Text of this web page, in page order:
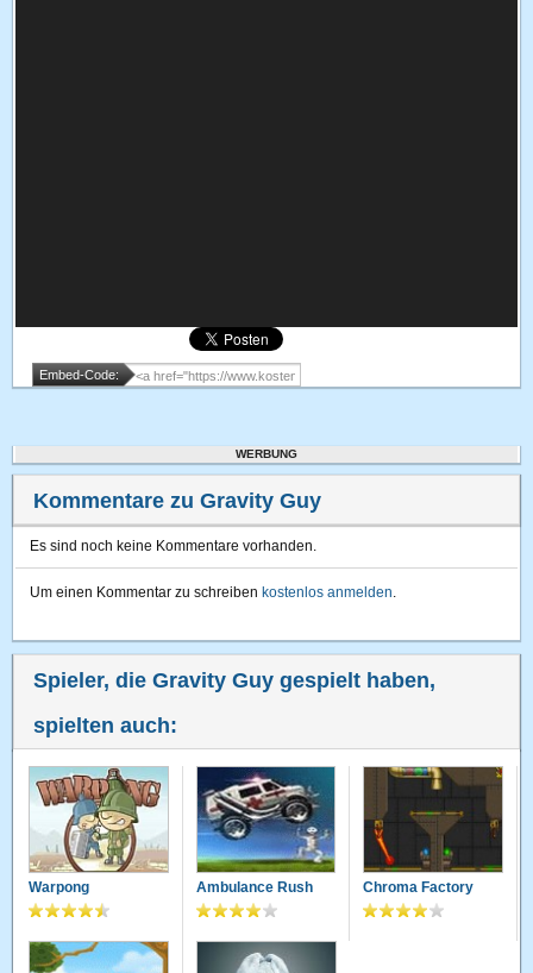
Embed-Code:
WERBUNG
Kommentare zu Gravity Guy
Es sind noch keine Kommentare vorhanden.
Um einen Kommentar zu schreiben kostenlos anmelden.
Spieler, die Gravity Guy gespielt haben,
spielten auch:
Warpong Ambulance Rush Chroma Factory